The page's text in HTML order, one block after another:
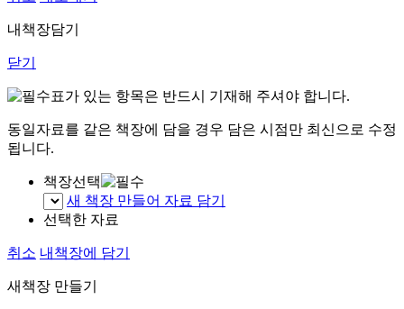
내책장담기
닫기
표가 있는 항목은 반드시 기재해 주셔야 합니다.
동일자료를 같은 책장에 담을 경우 담은 시점만 최신으로 수정
됩니다.
책장선택
새 책장 만들어 자료 담기
선택한 자료
취소 내책장에 담기
새책장 만들기